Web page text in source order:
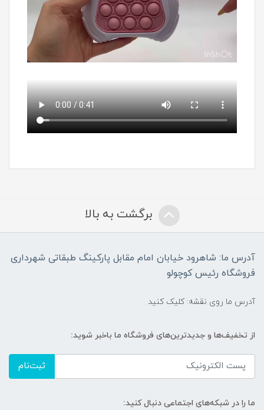
برگشت به بالا
آدرس ما: شاهرود خیابان امام مقابل پارکینگ طبقاتی شهرداری
فروشگاه رئیس کوچولو
آدرس ما روی نقشه: کلیک کنید
از تخفیف‌ها و جدیدترین‌های فروشگاه ما باخبر شوید:
ثبت‌نام
ما را در شبکه‌های اجتماعی دنبال کنید: